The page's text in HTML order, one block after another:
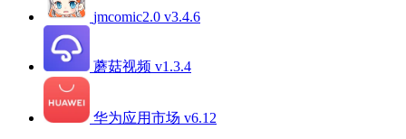
jmcomic2.0 v3.4.6
蘑菇视频 v1.3.4
华为应用市场 v6.12